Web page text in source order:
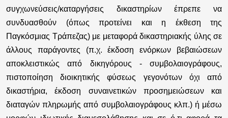
συγχωνεύσεις/καταργήσεις δικαστηρίων έπρεπε να
συνδυασθούν (όπως προτείνει και η έκθεση της
Παγκόσμιας Τράπεζας) με μεταφορά δικαστηριακής ύλης σε
άλλους παράγοντες (π.χ. έκδοση ενόρκων βεβαιώσεων
αποκλειστικώς από δικηγόρους - συμβολαιογράφους,
πιστοποίηση διοικητικής φύσεως γεγονότων όχι από
δικαστήρια, έκδοση συναινετικών προσημειώσεων και
διαταγών πληρωμής από συμβολαιογράφους κλπ.) ή μέσω